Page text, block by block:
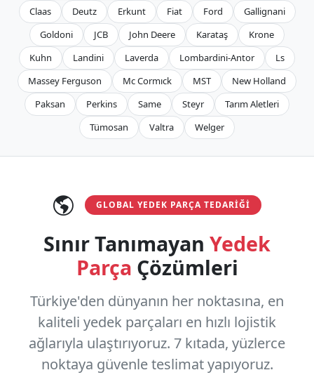
Claas
Deutz Erkunt Fiat Ford
Gallignani
Goldoni
JCB John Deere Karataş
Krone
Kuhn
Landini Laverda Lombardini-Antor
Ls
Massey Ferguson
Mc Cormıck MST
New Holland
Paksan
Perkins Same Steyr
Tarım Aletleri
Tümosan
Valtra Welger
GLOBAL YEDEK PARÇA TEDARIĞI
Sınır Tanımayan Yedek
Parça Çözümleri
Türkiye'den dünyanın her noktasına, en
kaliteli yedek parçaları en hızlı lojistik
ağlarıyla ulaştırıyoruz. 7 kıtada, yüzlerce
noktaya güvenle teslimat yapıyoruz.